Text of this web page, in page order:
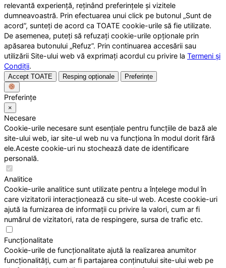
relevantă experiență, reținând preferințele și vizitele
dumneavoastră. Prin efectuarea unui click pe butonul „Sunt de
acord”, sunteți de acord ca TOATE cookie-urile să fie utilizate.
De asemenea, puteți să refuzați cookie-urile opționale prin
apăsarea butonului „Refuz”. Prin continuarea accesării sau
utilizării Site-ului web vă exprimați acordul cu privire la Termeni și
Condiții.
Accept TOATE Resping opționale Preferințe
Preferințe
×
Necesare
Cookie-urile necesare sunt esențiale pentru funcțiile de bază ale
site-ului web, iar site-ul web nu va funcționa în modul dorit fără
ele.Aceste cookie-uri nu stochează date de identificare
personală.
Analitice
Cookie-urile analitice sunt utilizate pentru a înțelege modul în
care vizitatorii interacționează cu site-ul web. Aceste cookie-uri
ajută la furnizarea de informații cu privire la valori, cum ar fi
numărul de vizitatori, rata de respingere, sursa de trafic etc.
Funcționalitate
Cookie-urile de funcționalitate ajută la realizarea anumitor
funcționalități, cum ar fi partajarea conținutului site-ului web pe